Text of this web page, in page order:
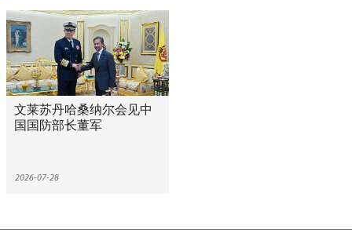
文莱苏丹哈桑纳尔会见中
国国防部长董军
2026-07-28